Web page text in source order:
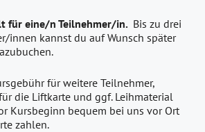
für eine/n Teilnehmer/in. Bis zu drei
innen kannst du auf Wunsch später
für weitere Teilnehmer,
die Liftkarte und ggf. Leihmaterial
Kursbeginn bequem bei uns vor Ort
zahlen.